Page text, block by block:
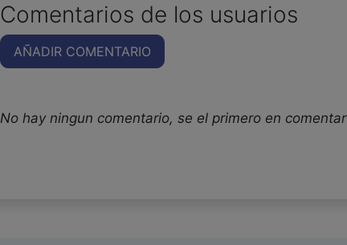
Comentarios de los usuarios
AÑADIR COMENTARIO
No hay ningun comentario, se el primero en comentar